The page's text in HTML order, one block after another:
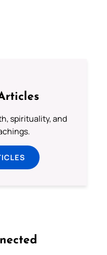
spirituality, and